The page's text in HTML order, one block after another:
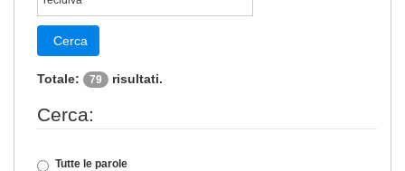
Cerca
Totale: 79 risultati.
Cerca:
Tutte le parole